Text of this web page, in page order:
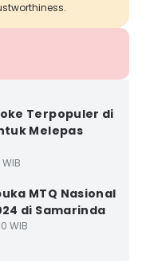
Terpopuler di
Melepas
MTQ Nasional
di Samarinda
WIB